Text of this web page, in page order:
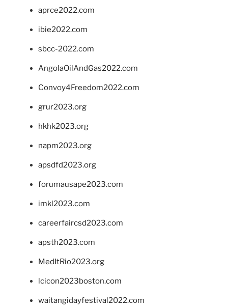
aprce2022.com
ibie2022.com
sbcc-2022.com
AngolaOilAndGas2022.com
Convoy4Freedom2022.com
grur2023.org
hkhk2023.org
napm2023.org
apsdfd2023.org
forumausape2023.com
imkl2023.com
careerfaircsd2023.com
apsth2023.com
MedItRio2023.org
lcicon2023boston.com
waitangidayfestival2022.com